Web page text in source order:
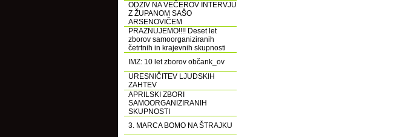
ODZIV NA VEČEROV INTERVJU
Z ŽUPANOM SAŠO
ARSENOVIČEM
PRAZNUJEMO!!!! Deset let
zborov samoorganiziranih
četrtnih in krajevnih skupnosti
IMZ: 10 let zborov občank_ov
URESNIČITEV LJUDSKIH
ZAHTEV
APRILSKI ZBORI
SAMOORGANIZIRANIH
SKUPNOSTI
3. MARCA BOMO NA ŠTRAJKU